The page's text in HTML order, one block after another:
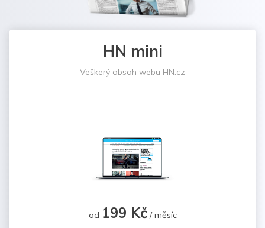
HN mini
Veškerý obsah webu HN.cz
od 199 Kč/ měsíc